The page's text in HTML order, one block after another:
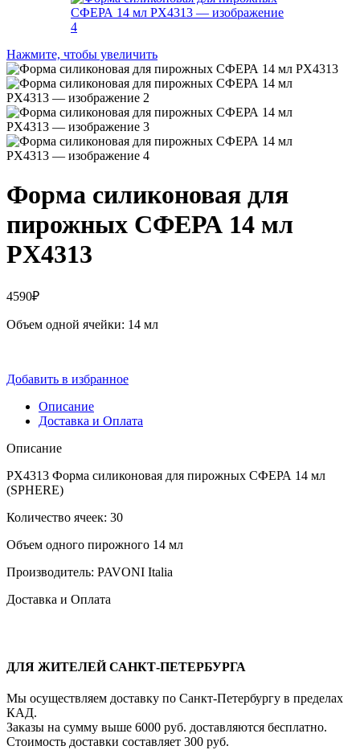
Нажмите, чтобы увеличить
Форма силиконовая для
пирожных СФЕРА 14 мл
PX4313
4590₽
Объем одной ячейки: 14 мл
Добавить в избранное
Описание
Доставка и Оплата
Описание
PX4313 Форма силиконовая для пирожных СФЕРА 14 мл
(SPHERE)
Количество ячеек: 30
Объем одного пирожного 14 мл
Производитель: PAVONI Italia
Доставка и Оплата
ДЛЯ ЖИТЕЛЕЙ САНКТ-ПЕТЕРБУРГА
Мы осуществляем доставку по Санкт-Петербургу в пределах
КАД.
Заказы на сумму выше 6000 руб. доставляются бесплатно.
Стоимость доставки составляет 300 руб.